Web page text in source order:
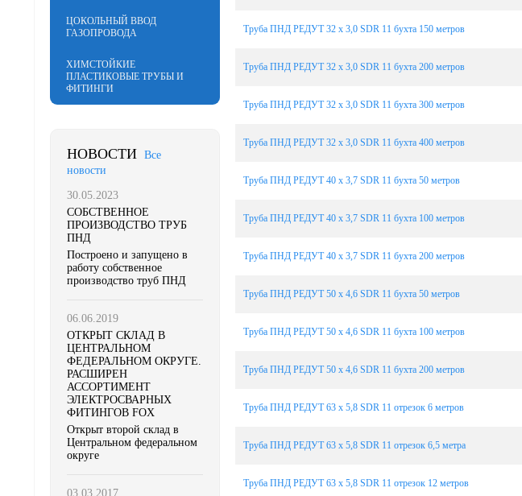
ЦОКОЛЬНЫЙ ВВОД
ГАЗОПРОВОДА
ХИМСТОЙКИЕ
ПЛАСТИКОВЫЕ ТРУБЫ И
ФИТИНГИ
НОВОСТИ Все
новости
30.05.2023
CОБСТВЕННОЕ
ПРОИЗВОДСТВО ТРУБ
ПНД
Построено и запущено в
работу собственное
производство труб ПНД
06.06.2019
ОТКРЫТ СКЛАД В
ЦЕНТРАЛЬНОМ
ФЕДЕРАЛЬНОМ ОКРУГЕ.
РАСШИРЕН
АССОРТИМЕНТ
ЭЛЕКТРОСВАРНЫХ
ФИТИНГОВ FOX
Открыт второй склад в
Центральном федеральном
округе
03.03.2017
Труба ПНД РЕДУТ 32 х 3,0 SDR 11 бухта 150 метров
Труба ПНД РЕДУТ 32 х 3,0 SDR 11 бухта 200 метров
Труба ПНД РЕДУТ 32 х 3,0 SDR 11 бухта 300 метров
Труба ПНД РЕДУТ 32 х 3,0 SDR 11 бухта 400 метров
Труба ПНД РЕДУТ 40 х 3,7 SDR 11 бухта 50 метров
Труба ПНД РЕДУТ 40 х 3,7 SDR 11 бухта 100 метров
Труба ПНД РЕДУТ 40 х 3,7 SDR 11 бухта 200 метров
Труба ПНД РЕДУТ 50 х 4,6 SDR 11 бухта 50 метров
Труба ПНД РЕДУТ 50 х 4,6 SDR 11 бухта 100 метров
Труба ПНД РЕДУТ 50 х 4,6 SDR 11 бухта 200 метров
Труба ПНД РЕДУТ 63 х 5,8 SDR 11 отрезок 6 метров
Труба ПНД РЕДУТ 63 х 5,8 SDR 11 отрезок 6,5 метра
Труба ПНД РЕДУТ 63 х 5,8 SDR 11 отрезок 12 метров